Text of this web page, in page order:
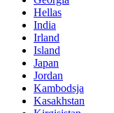
Hellas
India
Irland
Island
Japan
Jordan
Kambodsja
Kasakhstan